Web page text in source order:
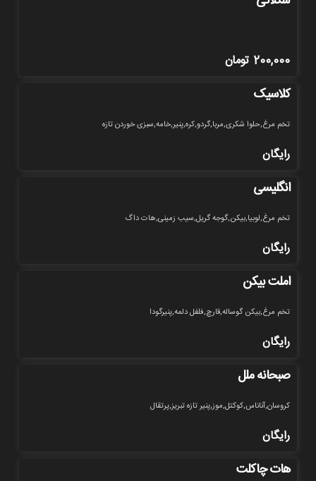
200,000 تومان
کلاسیک
تخم مرغ,حلوا شکری,مربا,گردو,کره,پنیر,خامه,سبزی خوردن تازه
رایگان
انگلیسی
تخم مرغ,لوبیا,بیکن,گوجه گریل,سیب زمینی,هات داگ
رایگان
املت بیکن
تخم مرغ,بیکن گوساله,قارچ,فلفل دلمه,پنیرگودا
رایگان
صبحانه ملل
کروسان,آناناس,کوکتل,موز,پنیر تازه تبریز,پرتقال
رایگان
هات چاکلت